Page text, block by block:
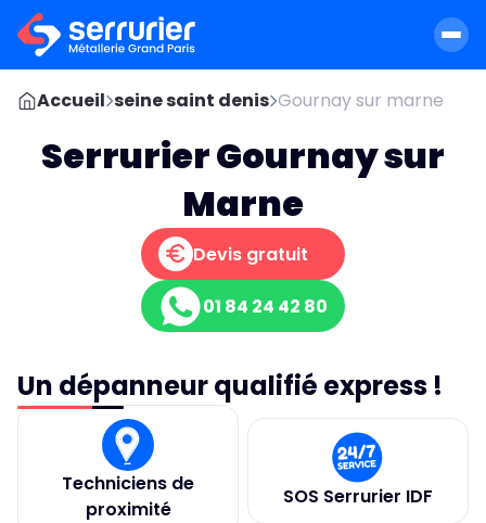
Accueil seine saint denis Gournay sur marne
Serrurier Gournay sur
Marne
Devis gratuit
01 84 24 42 80
Un dépanneur qualifié express !
Techniciens de
proximité
SOS Serrurier IDF